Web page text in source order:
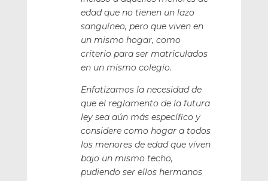
edad que no tienen un lazo
sanguíneo, pero que viven en
un mismo hogar, como
criterio para ser matriculados
en un mismo colegio.
Enfatizamos la necesidad de
que el reglamento de la futura
ley sea aún más específico y
considere como hogar a todos
los menores de edad que viven
bajo un mismo techo,
pudiendo ser ellos hermanos